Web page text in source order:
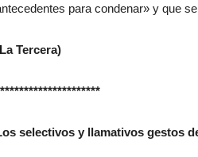
para condenar» y que
Tercera)
selectivos y llamativos gestos